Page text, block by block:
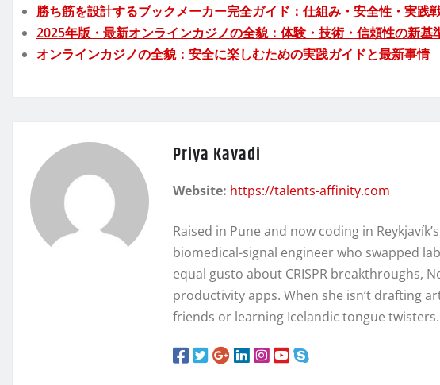
勝ち筋を設計するブックメーカー完全ガイド：仕組み・安全性・実践
2025年版・最新オンラインカジノの全貌：体験・技術・信頼性の新基
オンラインカジノの全貌：安全に楽しむための実践ガイドと最新事情
Priya Kavadi
Website: https://talents-affinity.com
Raised in Pune and now coding in
biomedical-signal engineer who swapped
equal gusto about CRISPR breakthroughs,
productivity apps. When she isn’t drafting
friends or learning Icelandic tongue twisters.